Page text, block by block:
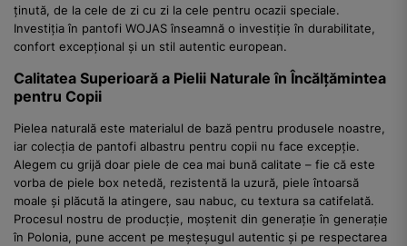
ținută, de la cele de zi cu zi la cele pentru ocazii speciale.
Investiția în pantofi WOJAS înseamnă o investiție în durabilitate,
confort excepțional și un stil autentic european.
Calitatea Superioară a Pielii Naturale în Încălțămintea
pentru Copii
Pielea naturală este materialul de bază pentru produsele noastre,
iar colecția de pantofi albastru pentru copii nu face excepție.
Alegem cu grijă doar piele de cea mai bună calitate – fie că este
vorba de piele box netedă, rezistentă la uzură, piele întoarsă
moale și plăcută la atingere, sau nabuc, cu textura sa catifelată.
Procesul nostru de producție, moștenit din generație în generație
în Polonia, pune accent pe meșteșugul autentic și pe respectarea